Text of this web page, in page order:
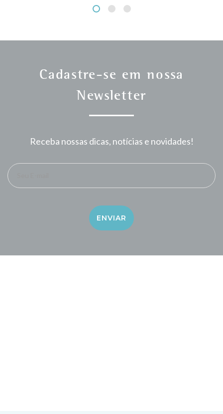
Cadastre-se em nossa
Newsletter
Receba nossas dicas, notícias e novidades!
ENVIAR